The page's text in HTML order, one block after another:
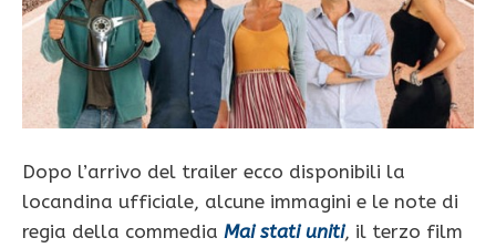
Dopo l’arrivo del trailer ecco disponibili la
locandina ufficiale, alcune immagini e le note di
regia della commedia Mai stati uniti, il terzo film